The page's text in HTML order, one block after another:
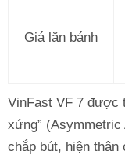
Giá lăn bánh
VinFast VF 7 được
xứng” (Asymmetric
chắp bút, hiện